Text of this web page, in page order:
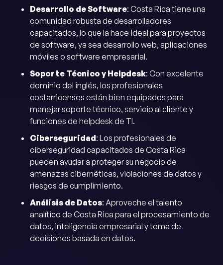
Desarrollo de Software: Costa Rica tiene una
comunidad robusta de desarrolladores
capacitados, lo que la hace ideal para proyectos
de software, ya sea desarrollo web, aplicaciones
móviles o software empresarial.
Soporte Técnico y Helpdesk: Con excelente
dominio del inglés, los profesionales
costarricenses están bien equipados para
manejar soporte técnico, servicio al cliente y
funciones de helpdesk de TI.
Ciberseguridad: Los profesionales de
ciberseguridad capacitados de Costa Rica
pueden ayudar a proteger su negocio de
amenazas cibernéticas, violaciones de datos y
riesgos de cumplimiento.
Análisis de Datos: Aproveche el talento
analítico de Costa Rica para el procesamiento de
datos, inteligencia empresarial y toma de
decisiones basada en datos.